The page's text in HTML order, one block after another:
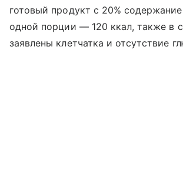
готовый продукт с 20%
одной порции — 120 ккал, также в
заявлены клетчатка и отсутствие